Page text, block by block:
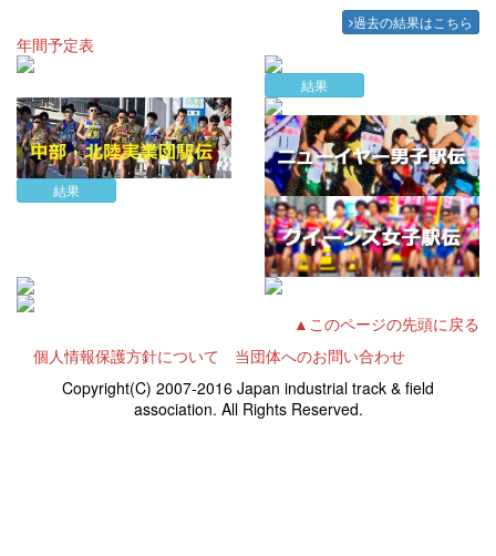
過去の結果はこちら
年間予定表
結果
結果
▲このページの先頭に戻る
個人情報保護方針について
当団体へのお問い合わせ
Copyright(C) 2007-2016 Japan industrial track & field
association. All Rights Reserved.